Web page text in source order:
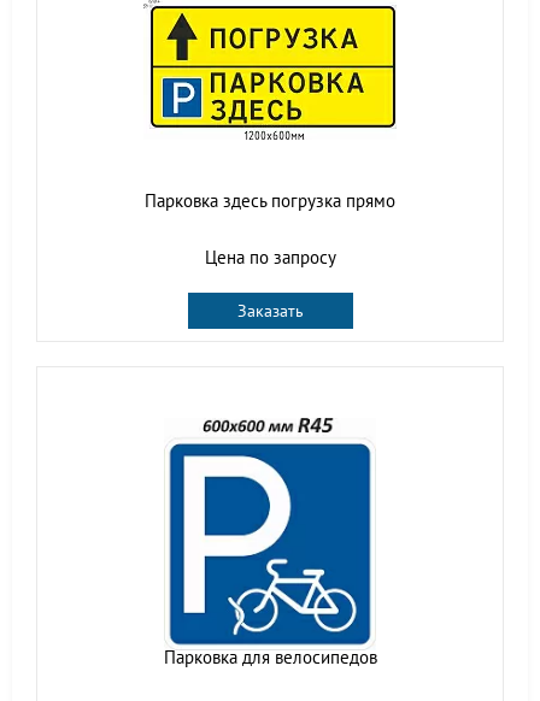
Парковка здесь погрузка прямо
Цена по запросу
Заказать
Парковка для велосипедов